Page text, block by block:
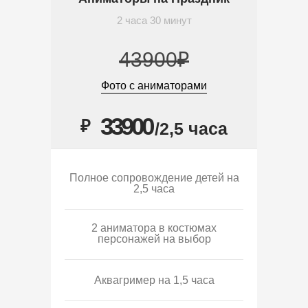
2 часа 30 минут
43900₽
Фото с аниматорами
₽ 33900/2,5 часа
Полное сопровождение детей на
2,5 часа
2 аниматора в костюмах
персонажей на выбор
Аквагример на 1,5 часа